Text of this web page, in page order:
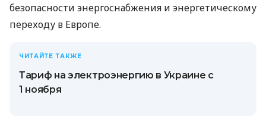
безопасности энергоснабжения и энергетическому
переходу в Европе.
ЧИТАЙТЕ ТАКЖЕ
Тариф на электроэнергию в Украине с
1 ноября